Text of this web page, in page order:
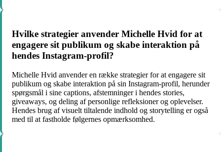
Hvilke strategier anvender Michelle Hvid for at
engagere sit publikum og skabe interaktion på
hendes Instagram-profil?
Michelle Hvid anvender en række strategier for at engagere sit
publikum og skabe interaktion på sin Instagram-profil, herunder
spørgsmål i sine captions, afstemninger i hendes stories,
giveaways, og deling af personlige refleksioner og oplevelser.
Hendes brug af visuelt tiltalende indhold og storytelling er også
med til at fastholde følgernes opmærksomhed.